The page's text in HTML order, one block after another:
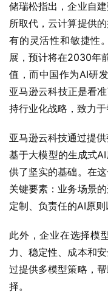
储瑞松指出，企业自
所取代，云计算提供
有的灵活性和敏捷性
展，预计将在2030年
值，而中国作为AI研
亚马逊云科技正是看
持行业化战略，致力于
亚马逊云科技通过提
基于大模型的生成式
供了坚实的基础。在
关键要素：业务场景
定制、负责任的AI原则
此外，企业在选择模
力、稳定性、成本和
过提供多模型策略，
择。